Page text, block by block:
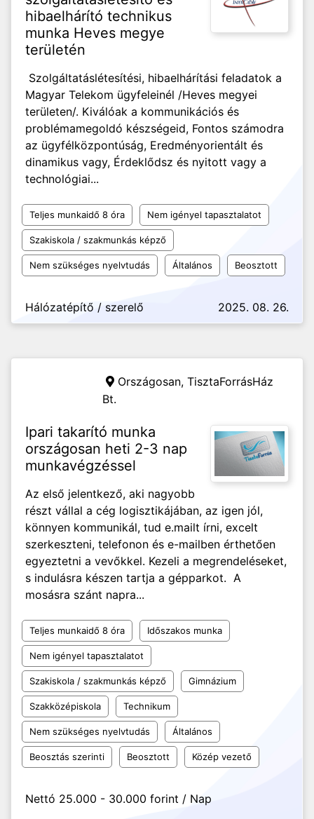
hibaelhárító technikus
munka Heves megye
területén
Szolgáltatáslétesítési, hibaelhárítási feladatok a
Magyar Telekom ügyfeleinél /Heves megyei
területen/. Kiválóak a kommunikációs és
problémamegoldó készségeid, Fontos számodra
az ügyfélközpontúság, Eredményorientált és
dinamikus vagy, Érdeklődsz és nyitott vagy a
technológiai...
Teljes munkaidő 8 óra Nem igényel tapasztalatot
Szakiskola / szakmunkás képző
Nem szükséges nyelvtudás Általános Beosztott
Hálózatépítő / szerelő 2025. 08. 26.
Országosan, TisztaForrásHáz
Bt.
Ipari takarító munka
országosan heti 2-3 nap
munkavégzéssel
Az első jelentkező, aki nagyobb
részt vállal a cég logisztikájában, az igen jól,
könnyen kommunikál, tud e.mailt írni, excelt
szerkeszteni, telefonon és e-mailben érthetően
egyeztetni a vevőkkel. Kezeli a megrendeléseket,
s indulásra készen tartja a gépparkot. A
mosásra szánt napra...
Teljes munkaidő 8 óra Időszakos munka
Nem igényel tapasztalatot
Szakiskola / szakmunkás képző Gimnázium
Szakközépiskola Technikum
Nem szükséges nyelvtudás Általános
Beosztás szerinti Beosztott Közép vezető
Nettó 25.000 - 30.000 forint / Nap